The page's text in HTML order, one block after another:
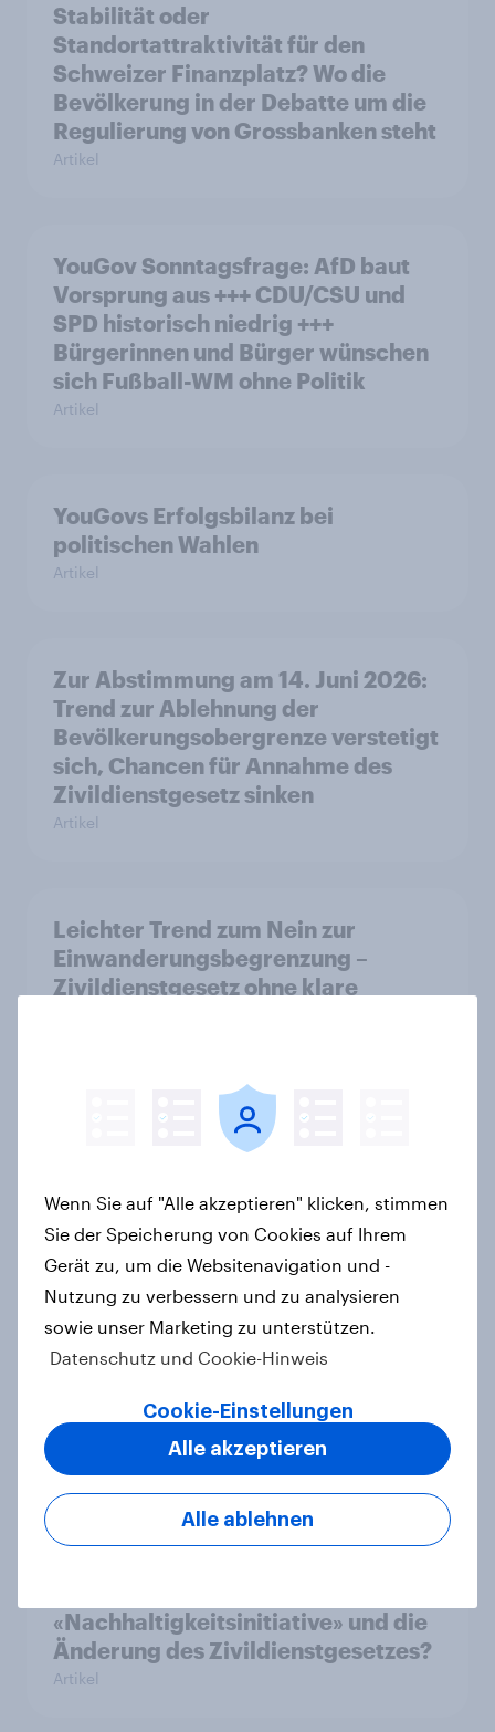
Stabilität oder
Standortattraktivität für den
Schweizer Finanzplatz? Wo die
Bevölkerung in der Debatte um die
Regulierung von Grossbanken steht
Artikel
YouGov Sonntagsfrage: AfD baut
Vorsprung aus +++ CDU/CSU und
SPD historisch niedrig +++
Bürgerinnen und Bürger wünschen
sich Fußball-WM ohne Politik
Artikel
YouGovs Erfolgsbilanz bei
politischen Wahlen
Artikel
Zur Abstimmung am 14. Juni 2026:
Trend zur Ablehnung der
Bevölkerungsobergrenze verstetigt
sich, Chancen für Annahme des
Zivildienstgesetz sinken
Artikel
Leichter Trend zum Nein zur
Einwanderungsbegrenzung –
Zivildienstgesetz ohne klare
Zukunft“ trifft auf starke
Preissensibilität
Artikel
YouGov Sonntagsfrage Mai 2026:
AfD baut Vorsprung aus +++
Zustimmung für Friedrich Merz
sinkt weiter
«Nachhaltigkeitsinitiative» und die
Änderung des Zivildienstgesetzes?
Artikel
Wenn Sie auf "Alle akzeptieren" klicken, stimmen
Sie der Speicherung von Cookies auf Ihrem
Gerät zu, um die Websitenavigation und -
Nutzung zu verbessern und zu analysieren
sowie unser Marketing zu unterstützen.
Datenschutz und Cookie-Hinweis
Cookie-Einstellungen
Alle ablehnen
Alle akzeptieren